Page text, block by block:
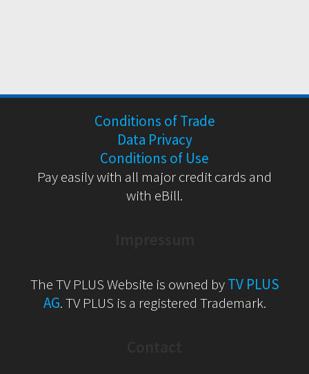
Conditions of Trade
Data Privacy
Conditions of Use
Pay easily with all major credit cards and
with eBill.
The TV PLUS Website is owned byTV PLUS
AG. TV PLUS is a registered Trademark.